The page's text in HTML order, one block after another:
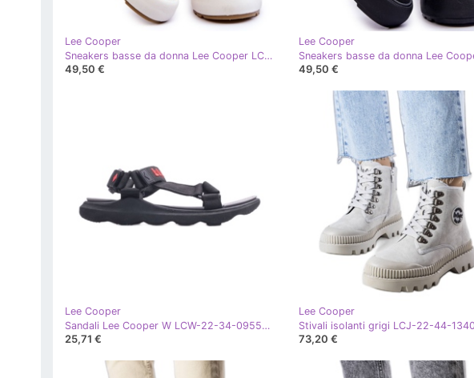
Lee Cooper
Sneakers basse da donna Lee Cooper LCW-23-44-1655L Beige
49,50 €
Lee Cooper
49,50 €
Lee Cooper
Sandali Lee Cooper W LCW-22-34-0955L nero
25,71 €
Lee Cooper
73,20 €